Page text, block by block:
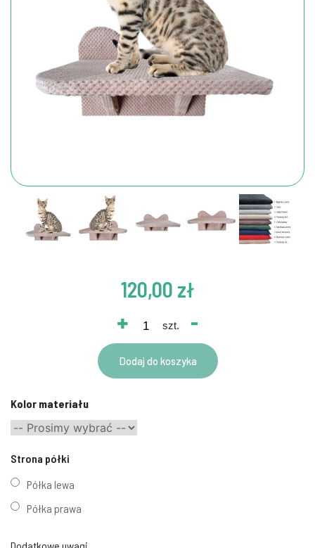
120,00 zł
+ szt. -
Dodaj do koszyka
Kolor materiału
Strona półki
Półka lewa
Półka prawa
Dodatkowe uwagi